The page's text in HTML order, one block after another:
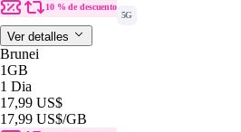
10 % de descuento
5G
Ver detalles
Brunei
1GB
1 Dia
17,99 US$
17,99 US$/GB